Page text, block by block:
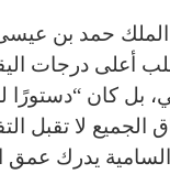
حمد بن عيسى
أعلى درجات
“دستورًا
لا تقبل
يدرك